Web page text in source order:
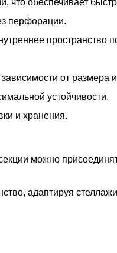
что обеспечивает
перфорации.
пространство
от размера
устойчивости.
и хранения.
можно
адаптируя